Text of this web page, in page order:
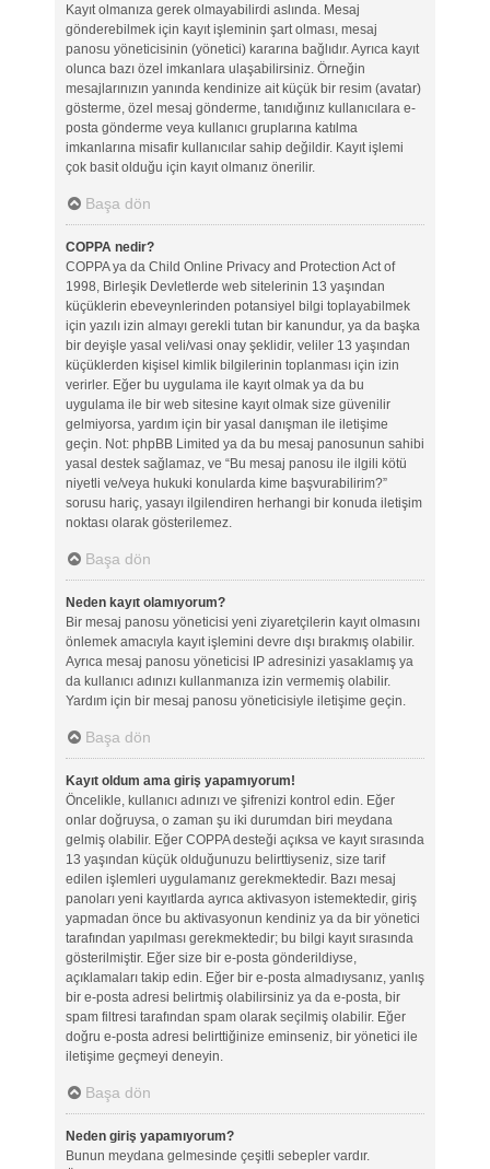
Kayıt olmanıza gerek olmayabilirdi aslında. Mesaj
gönderebilmek için kayıt işleminin şart olması, mesaj
panosu yöneticisinin (yönetici) kararına bağlıdır. Ayrıca kayıt
olunca bazı özel imkanlara ulaşabilirsiniz. Örneğin
mesajlarınızın yanında kendinize ait küçük bir resim (avatar)
gösterme, özel mesaj gönderme, tanıdığınız kullanıcılara e-
posta gönderme veya kullanıcı gruplarına katılma
imkanlarına misafir kullanıcılar sahip değildir. Kayıt işlemi
çok basit olduğu için kayıt olmanız önerilir.
Başa dön
COPPA nedir?
COPPA ya da Child Online Privacy and Protection Act of
1998, Birleşik Devletlerde web sitelerinin 13 yaşından
küçüklerin ebeveynlerinden potansiyel bilgi toplayabilmek
için yazılı izin almayı gerekli tutan bir kanundur, ya da başka
bir deyişle yasal veli/vasi onay şeklidir, veliler 13 yaşından
küçüklerden kişisel kimlik bilgilerinin toplanması için izin
verirler. Eğer bu uygulama ile kayıt olmak ya da bu
uygulama ile bir web sitesine kayıt olmak size güvenilir
gelmiyorsa, yardım için bir yasal danışman ile iletişime
geçin. Not: phpBB Limited ya da bu mesaj panosunun sahibi
yasal destek sağlamaz, ve “Bu mesaj panosu ile ilgili kötü
niyetli ve/veya hukuki konularda kime başvurabilirim?”
sorusu hariç, yasayı ilgilendiren herhangi bir konuda iletişim
noktası olarak gösterilemez.
Başa dön
Neden kayıt olamıyorum?
Bir mesaj panosu yöneticisi yeni ziyaretçilerin kayıt olmasını
önlemek amacıyla kayıt işlemini devre dışı bırakmış olabilir.
Ayrıca mesaj panosu yöneticisi IP adresinizi yasaklamış ya
da kullanıcı adınızı kullanmanıza izin vermemiş olabilir.
Yardım için bir mesaj panosu yöneticisiyle iletişime geçin.
Başa dön
Kayıt oldum ama giriş yapamıyorum!
Öncelikle, kullanıcı adınızı ve şifrenizi kontrol edin. Eğer
onlar doğruysa, o zaman şu iki durumdan biri meydana
gelmiş olabilir. Eğer COPPA desteği açıksa ve kayıt sırasında
13 yaşından küçük olduğunuzu belirttiyseniz, size tarif
edilen işlemleri uygulamanız gerekmektedir. Bazı mesaj
panoları yeni kayıtlarda ayrıca aktivasyon istemektedir, giriş
yapmadan önce bu aktivasyonun kendiniz ya da bir yönetici
tarafından yapılması gerekmektedir; bu bilgi kayıt sırasında
gösterilmiştir. Eğer size bir e-posta gönderildiyse,
açıklamaları takip edin. Eğer bir e-posta almadıysanız, yanlış
bir e-posta adresi belirtmiş olabilirsiniz ya da e-posta, bir
spam filtresi tarafından spam olarak seçilmiş olabilir. Eğer
doğru e-posta adresi belirttiğinize eminseniz, bir yönetici ile
iletişime geçmeyi deneyin.
Başa dön
Neden giriş yapamıyorum?
Bunun meydana gelmesinde çeşitli sebepler vardır.